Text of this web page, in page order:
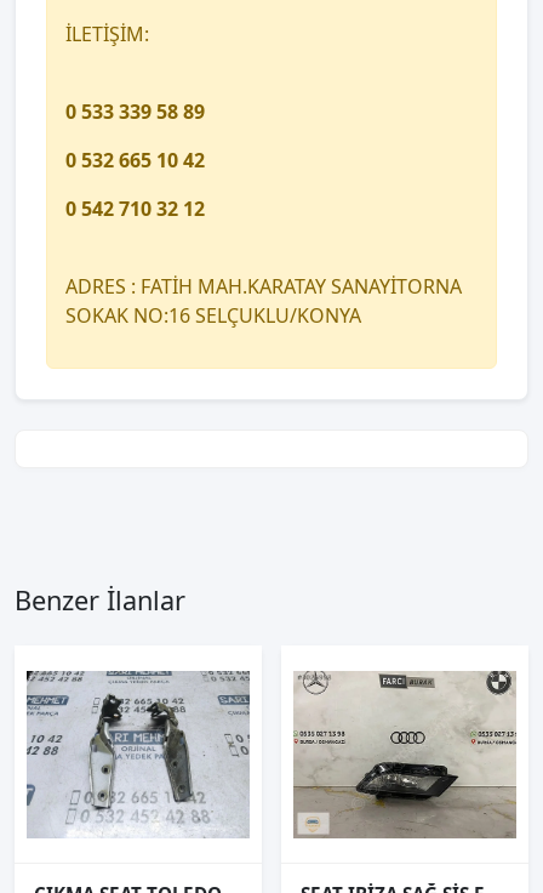
İLETİŞİM:
0 533 339 58 89
0 532 665 10 42
0 542 710 32 12
ADRES : FATİH MAH.KARATAY SANAYİTORNA
SOKAK NO:16 SELÇUKLU/KONYA
Benzer İlanlar